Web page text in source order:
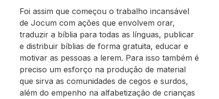
Foi assim que começou o trabalho incansável
de Jocum com ações que envolvem orar,
traduzir a bíblia para todas as línguas, publicar
e distribuir bíblias de forma gratuita, educar e
motivar as pessoas a lerem. Para isso também é
preciso um esforço na produção de material
que sirva as comunidades de cegos e surdos,
além do empenho na alfabetização de crianças